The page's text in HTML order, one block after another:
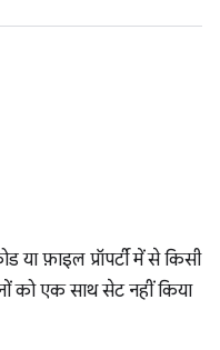
या फ़ाइल प्रॉपर्टी में से किसी
को एक साथ सेट नहीं किया